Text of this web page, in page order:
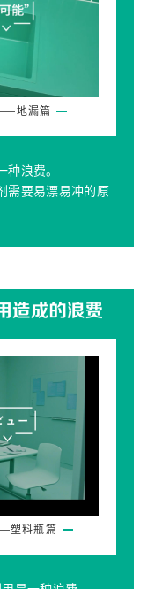
地漏篇
浪费。
需要易漂易冲的原
塑料瓶篇